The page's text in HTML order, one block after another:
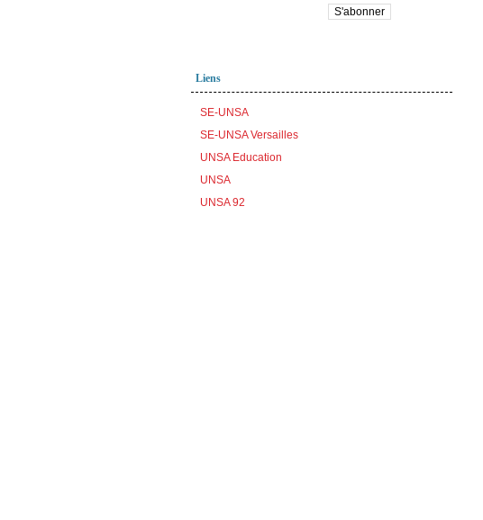
Liens
SE-UNSA
SE-UNSA Versailles
UNSA Education
UNSA
UNSA 92